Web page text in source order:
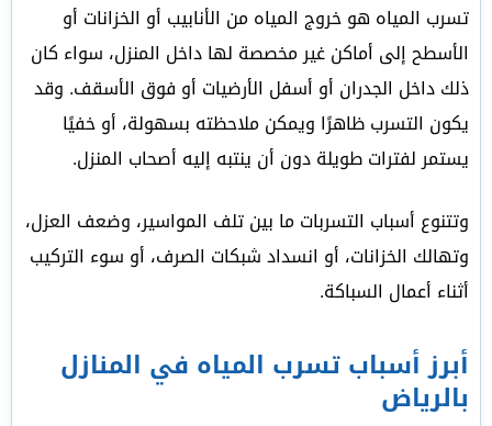
تسرب المياه هو خروج المياه من الأنابيب أو الخزانات أو
الأسطح إلى أماكن غير مخصصة لها داخل المنزل، سواء كان
ذلك داخل الجدران أو أسفل الأرضيات أو فوق الأسقف. وقد
يكون التسرب ظاهرًا ويمكن ملاحظته بسهولة، أو خفيًا
يستمر لفترات طويلة دون أن ينتبه إليه أصحاب المنزل.
وتتنوع أسباب التسربات ما بين تلف المواسير، وضعف العزل،
وتهالك الخزانات، أو انسداد شبكات الصرف، أو سوء التركيب
أثناء أعمال السباكة.
أبرز أسباب تسرب المياه في المنازل
بالرياض